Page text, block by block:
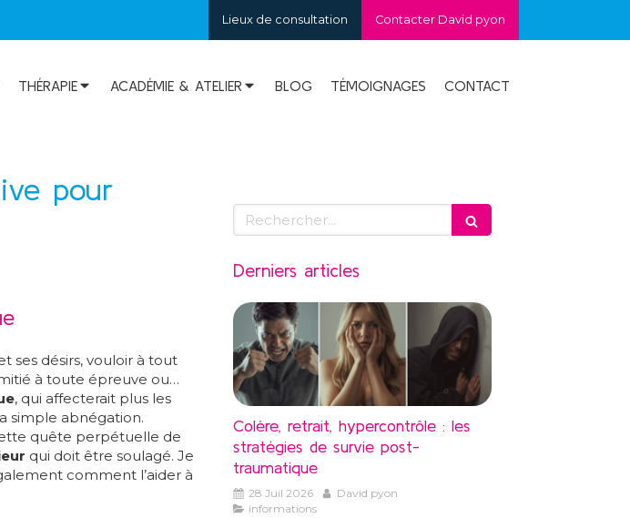
Contacter David pyon
Lieux de consultation
THÉRAPIE ACADÉMIE & ATELIER BLOG TÉMOIGNAGES CONTACT
pour
ses désirs, vouloir à tout
à toute épreuve ou…
, qui affecterait plus les
simple abnégation.
quête perpétuelle de
qui doit être soulagé. Je
comment l’aider à
Rechercher
Derniers articles
Colère, retrait, hypercontrôle : les
stratégies de survie post-
traumatique
28 Juil 2026
David pyon
informations